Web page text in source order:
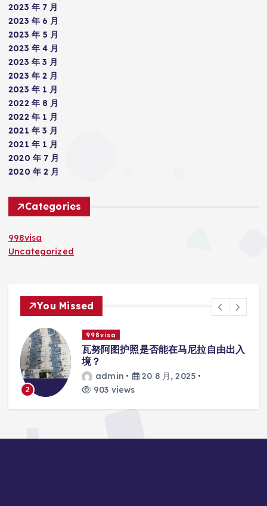
2023 年 7 月
2023 年 6 月
2023 年 5 月
2023 年 4 月
2023 年 3 月
2023 年 2 月
2023 年 1 月
2022 年 8 月
2022 年 1 月
2021 年 3 月
2021 年 1 月
2020 年 7 月
2020 年 2 月
Categories
998visa
Uncategorized
You Missed
3
998visa
瓦努阿图护照是否能在马尼拉使用国际
学校的注册？
admin
20 8 月, 2025
818 views